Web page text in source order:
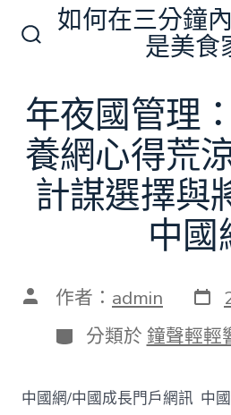
切
換
開
關
如何在三分鐘
是美食
年夜國管理
養網心得荒
計謀選擇與
中國
文 作者： admin 發
表
日
期
分
類
分類於 鐘聲輕輕
中國網/中國成長門戶網訊 中